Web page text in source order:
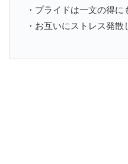
・プライドは一文の得に
・お互いにストレス発散